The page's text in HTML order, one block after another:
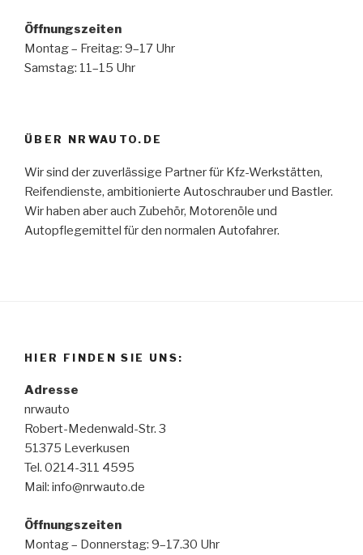
Öffnungszeiten
Montag – Freitag: 9–17 Uhr
Samstag: 11–15 Uhr
ÜBER NRWAUTO.DE
Wir sind der zuverlässige Partner für Kfz-Werkstätten,
Reifendienste, ambitionierte Autoschrauber und Bastler.
Wir haben aber auch Zubehör, Motorenöle und
Autopflegemittel für den normalen Autofahrer.
HIER FINDEN SIE UNS:
Adresse
nrwauto
Robert-Medenwald-Str. 3
51375 Leverkusen
Tel. 0214-311 4595
Mail: info@nrwauto.de
Öffnungszeiten
Montag – Donnerstag: 9–17.30 Uhr